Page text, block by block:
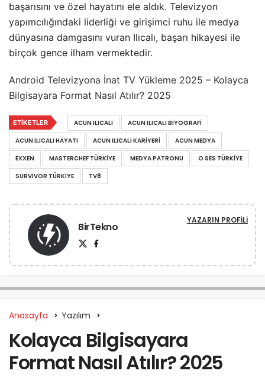
başarısını ve özel hayatını ele aldık. Televizyon
yapımcılığındaki liderliği ve girişimci ruhu ile medya
dünyasına damgasını vuran Ilıcalı, başarı hikayesi ile
birçok gence ilham vermektedir.
Android Televizyona İnat TV Yükleme 2025 – Kolayca
Bilgisayara Format Nasıl Atılır? 2025
ETIKETLER ACUN ILICALI
ACUN ILICALI BIYOGRAFI
ACUN ILICALI HAYATI
ACUN ILICALI KARIYERI
ACUN MEDYA
EXXEN
MASTERCHEF TÜRKIYE MEDYA PATRONU
O SES TÜRKIYE
SURVIVOR TÜRKIYE
TV8
BirTekno YAZARIN PROFILI
Anasayfa Yazılım
Kolayca Bilgisayara
Format Nasıl Atılır? 2025